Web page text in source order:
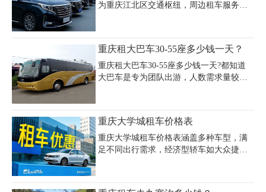
为重庆江北区交通枢纽，周边租车服务丰
越。若追求性价比，推荐悟空租车（曼哈
顿广场送车点）及凹凸租车，两者以透明
价格和会员优惠著称。商务车租赁可选择
源车型。价格方面，本地公司如至尊租
车、乐谐租车价格实惠，而神州租车虽价
高但服务保障全面。
重庆租大巴车30-55座多少钱一天？
重庆租大巴车30-55座多少钱一天?都知道
大巴车是专为团队出游，人数需求量较大
重庆大学城租车价格表
重庆大学城租车价格表涵盖多种车型，满
足不同出行需求，经济型轿车如大众捷